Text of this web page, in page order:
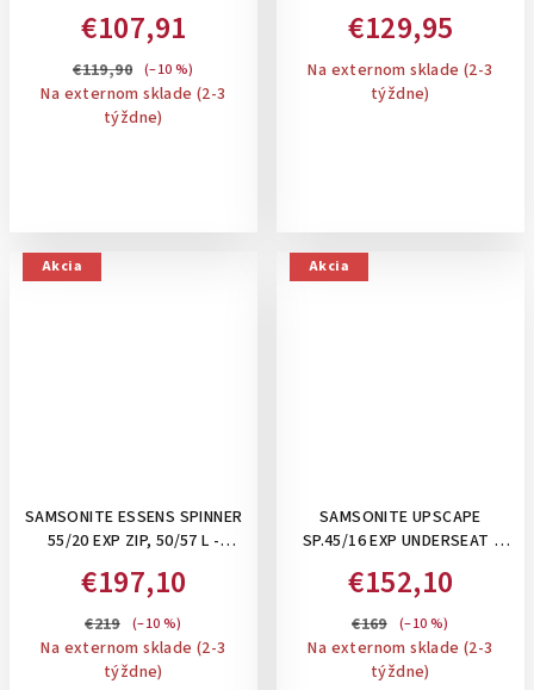
PRÍRUČNÝ KUFOR 36-44 L:
TRUE RED
€107,91
€119,90 (–10 %)
Na externom sklade (2-3
týždne)
KUFOR ROZŠÍRITEĽNÝ
€129,95
Na externom sklade (2-3
týždne)
Akcia
SAMSONITE ESSENS SPINNER
55/20 EXP ZIP, 50/57 L -
ROZŠÍRITEĽNÝ SO ZIPSOM:
ALPINE GREEN
€197,10
€219 (–10 %)
Na externom sklade (2-3
týždne)
Akcia
SAMSONITE UPSCAPE
SP.45/16 EXP UNDERSEAT ,
POD SEDADLO 45 CM,
ROZŠÍRITEĽNÝ: CLIMBING IVY
€152,10
€169 (–10 %)
Na externom sklade (2-3
týždne)